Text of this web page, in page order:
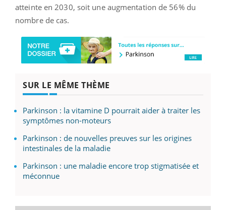
atteinte en 2030, soit une augmentation de 56% du
nombre de cas.
SUR LE MÊME THÈME
Parkinson : la vitamine D pourrait aider à traiter les
symptômes non-moteurs
Parkinson : de nouvelles preuves sur les origines
intestinales de la maladie
Parkinson : une maladie encore trop stigmatisée et
méconnue